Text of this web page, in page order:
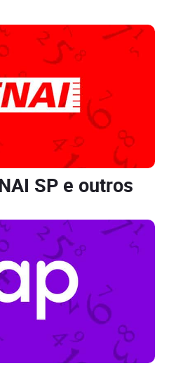
SP e outros